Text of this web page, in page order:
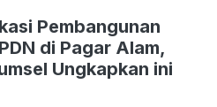
Pembangunan
di Pagar Alam,
Ungkapkan ini